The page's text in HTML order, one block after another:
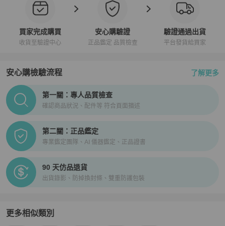
買家完成購買
收貨至驗證中心
安心購驗證
正品鑑定 品質檢查
驗證通過出貨
平台發貨給買家
安心購檢驗流程 了解更多
PopChill拍拍圈正品驗證、安心購檢驗流程介紹
第一關：專人品質檢查
確認商品狀況、配件等 符合頁面描述
第二關：正品鑑定
專業鑑定團隊、AI 儀器鑑定、正品證書
90 天仿品退貨
出貨錄影、防掉換封條、雙重防護包裝
更多相似類別